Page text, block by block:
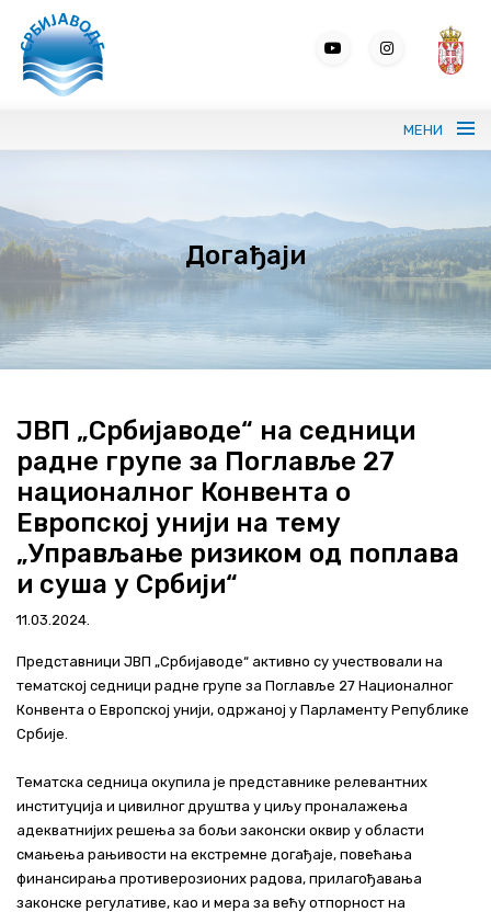
МЕНИ
Портрет ЈВП СРБИЈАВОДЕ
Вода без граница
ВИС
Програми и извештаји
Актуелно
Контакт
Догађаји
ЈВП „Србијаводе“ на седници
радне групе за Поглавље 27
националног Конвента о
Европској унији на тему
„Управљање ризиком од поплава
и суша у Србији“
11.03.2024.
Представници ЈВП „Србијаводе“ активно су учествовали на
тематској седници радне групе за Поглавље 27 Националног
Конвента о Европској унији, одржаној у Парламенту Републике
Србије.
Тематска седница окупила је представнике релевантних
институција и цивилног друштва у циљу проналажења
адекватнијих решења за бољи законски оквир у области
смањења рањивости на екстремне догађаје, повећања
финансирања противерозионих радова, прилагођавања
законске регулативе, као и мера за већу отпорност на